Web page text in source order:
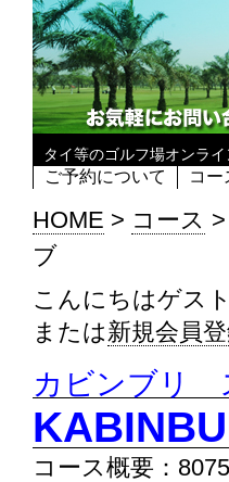
タイ等のゴルフ場オンライ
ご予約について コー
HOME > コース >
ブ
こんにちはゲス
または新規会員
カビンブリ
コース概要：